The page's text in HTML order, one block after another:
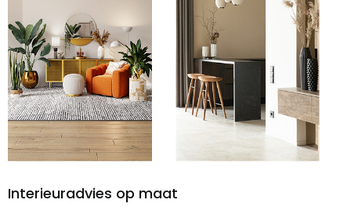
Interieuradvies op maat